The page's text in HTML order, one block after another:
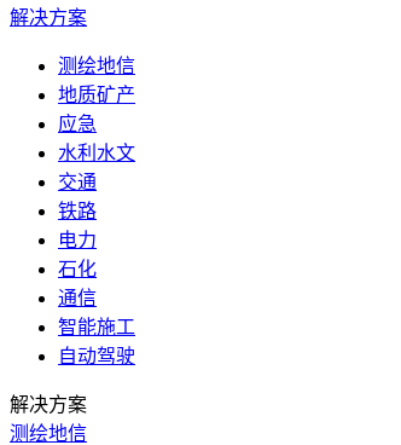
解决方案
测绘地信
地质矿产
应急
水利水文
交通
铁路
电力
石化
通信
智能施工
自动驾驶
解决方案
测绘地信